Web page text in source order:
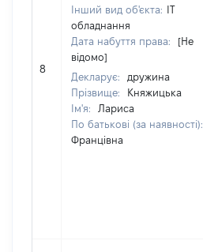
8
Інший вид об'єкта:
ІТ
обладнання
Дата набуття права:
[Не
відомо]
Декларує:
дружина
Прізвище:
Княжицька
Ім'я:
Лариса
По батькові (за наявності):
Францівна